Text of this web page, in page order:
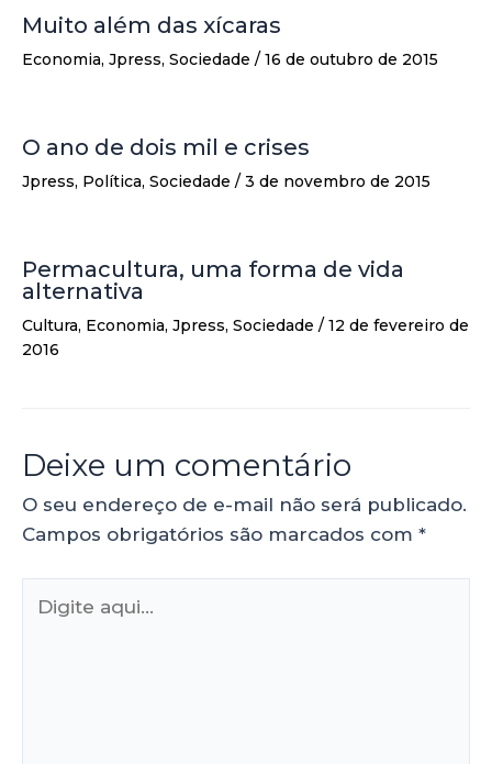
Muito além das xícaras
Economia, Jpress, Sociedade / 16 de outubro de 2015
O ano de dois mil e crises
Jpress, Política, Sociedade / 3 de novembro de 2015
Permacultura, uma forma de vida
alternativa
Cultura, Economia, Jpress, Sociedade / 12 de fevereiro de
2016
Deixe um comentário
O seu endereço de e-mail não será publicado.
Campos obrigatórios são marcados com *